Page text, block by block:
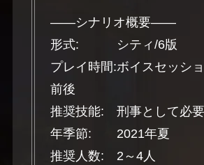
――シナリオ概要――
形式: シティ/6版
プレイ時間:ボイスセッシ
前後
推奨技能: 刑事として必
年季節: 2021年夏
推奨人数: 2～4人